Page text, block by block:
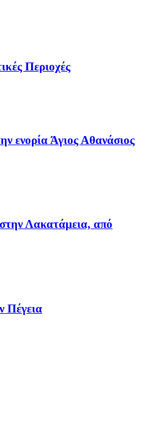
Περιοχές
ενορία Άγιος Αθανάσιος
Λακατάμεια, από
Πέγεια